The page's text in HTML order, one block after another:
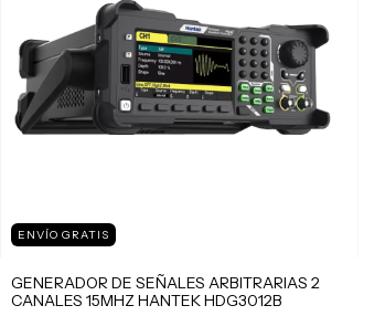
ENVÍO GRATIS
GENERADOR DE SEÑALES ARBITRARIAS 2
CANALES 15MHZ HANTEK HDG3012B